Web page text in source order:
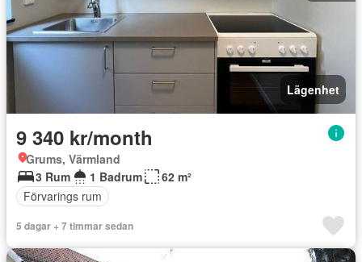
Lägenhet
9 340 kr/month
Grums, Värmland
3 Rum
1 Badrum
62 m²
Förvarings rum
5 dagar + 7 timmar sedan